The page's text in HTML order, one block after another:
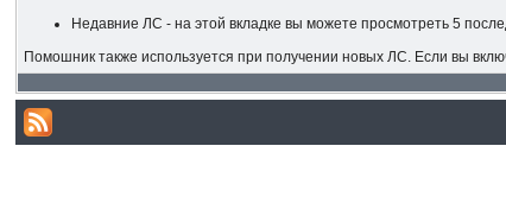
Недавние ЛС - на этой вкладке вы можете просмотреть 5
Помошник также используется при получении новых ЛС. Если вы